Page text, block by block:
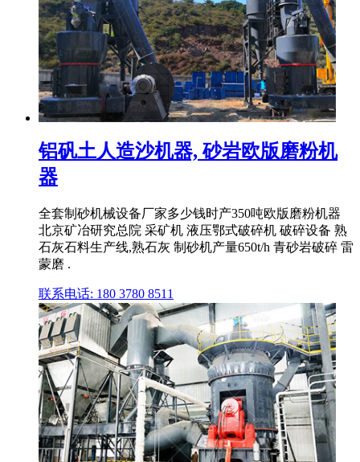
铝矾土人造沙机器, 砂岩欧版磨粉机
器
全套制砂机械设备厂家多少钱时产350吨欧版磨粉机器
北京矿冶研究总院 采矿机 液压鄂式破碎机 破碎设备 熟
石灰石料生产线,熟石灰 制砂机产量650t/h 青砂岩破碎 雷
蒙磨 .
联系电话: 180 3780 8511